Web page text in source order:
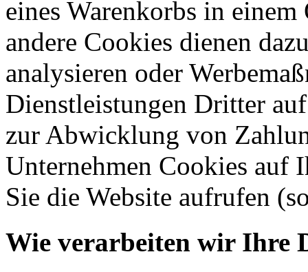
eines Warenkorbs in
andere Cookies dienen
analysieren oder
Dienstleistungen Dritter
zur Abwicklung von
Unternehmen Cookies auf
Sie die Website aufrufen
Wie verarbeiten wir Ihre